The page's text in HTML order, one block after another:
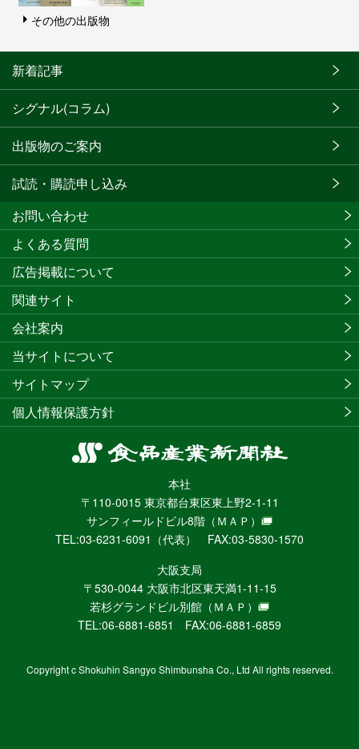
その他の出版物
新着記事
シグナル(コラム)
出版物のご案内
試読・購読申し込み
食
産
業
新
聞
社
ニ
ュ
ー
WEB
本社
〒110-0015 東京都台東区東上野2-1-11
サンフィールドビル8階 （ＭＡＰ）
TEL:03-6231-6091（代表） FAX:03-5830-1570
大阪支局
〒530-0044 大阪市北区東天満1-11-15
若杉グランドビル別館 （ＭＡＰ）
TEL:06-6881-6851 FAX:06-6881-6859
お問い合わせ
よくある質問
広告掲載について
関連サイト
会社案内
当サイトについて
サイトマップ
個人情報保護方針
Copyright c Shokuhin Sangyo Shimbunsha Co., Ltd All rights reserved.